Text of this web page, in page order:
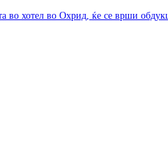
во хотел во Охрид, ќе се врши